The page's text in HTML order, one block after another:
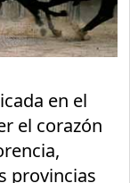
en el
el corazón
provincias